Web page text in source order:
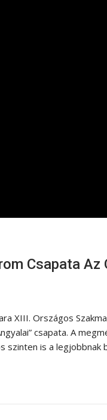
Csapata
XIII. Országos
csapata. A
is a legjobbnak